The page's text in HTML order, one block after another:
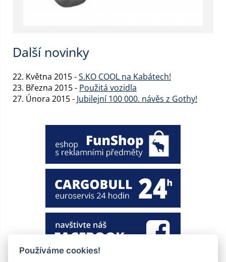
Další novinky
22. Května 2015 -S.KO COOL na Kabátech!
23. Března 2015 - Použitá vozidla
27. Února 2015 - Jubilejní 100 000. návěs z Gothy!
Používáme cookies!